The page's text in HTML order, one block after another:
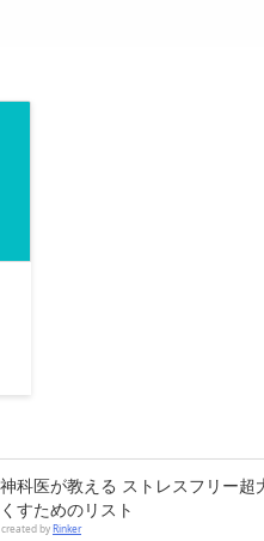
科医が教える ストレスフリー
すためのリスト
created byRinker